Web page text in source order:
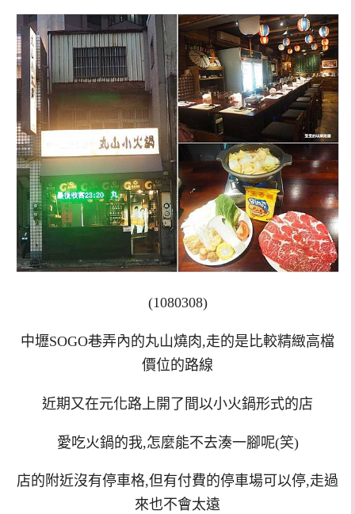
(1080308)
中壢SOGO巷弄內的丸山燒肉,走的是比較精緻高檔
價位的路線
近期又在元化路上開了間以小火鍋形式的店
愛吃火鍋的我,怎麼能不去湊一腳呢(笑)
店的附近沒有停車格,但有付費的停車場可以停,走過
來也不會太遠